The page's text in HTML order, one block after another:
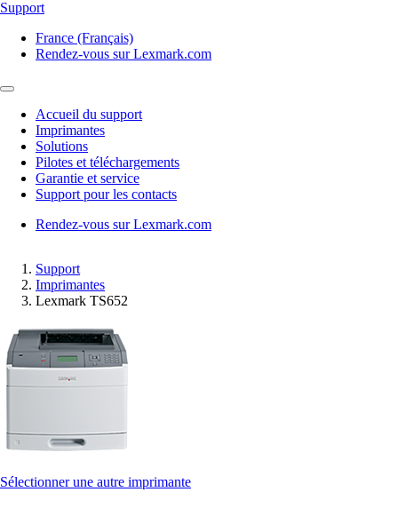
Support
France (Français)
Rendez-vous sur Lexmark.com
Accueil du support
Imprimantes
Solutions
Pilotes et téléchargements
Garantie et service
Support pour les contacts
Rendez-vous sur Lexmark.com
Support
Imprimantes
Lexmark TS652
Sélectionner une autre imprimante